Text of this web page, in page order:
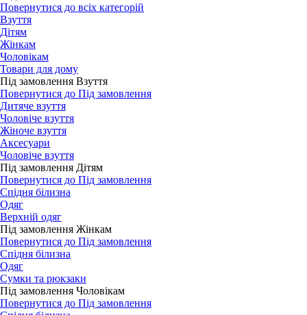
Повернутися до всіх категорій
Взуття
Дітям
Жінкам
Чоловікам
Товари для дому
Під замовлення Взуття
Повернутися до Під замовлення
Дитяче взуття
Чоловіче взуття
Жіноче взуття
Аксесуари
Чоловіче взуття
Під замовлення Дітям
Повернутися до Під замовлення
Спідня білизна
Одяг
Верхній одяг
Під замовлення Жінкам
Повернутися до Під замовлення
Спідня білизна
Одяг
Сумки та рюкзаки
Під замовлення Чоловікам
Повернутися до Під замовлення